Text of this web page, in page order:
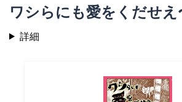
ワシらにも愛をくだせえ
詳細